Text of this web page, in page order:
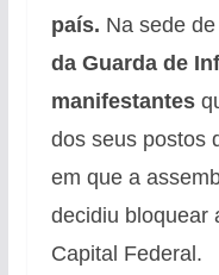
país. Na sede
da Guarda de
manifestantes
dos seus postos
em que a
decidiu bloquear
Capital Federal.